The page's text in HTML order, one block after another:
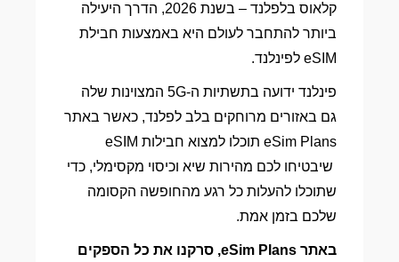
קלאוס בלפלנד – בשנת 2026, הדרך היעילה
ביותר להתחבר לעולם היא באמצעות חבילת
eSIM לפינלנד.
פינלנד ידועה בתשתיות ה-5G המצוינות שלה
גם באזורים מרוחקים בלב לפלנד, כאשר באתר
eSim Plans תוכלו למצוא חבילות eSIM
שיבטיחו לכם מהירות שיא וכיסוי מקסימלי, כדי
שתוכלו להעלות כל רגע מהחופשה הקסומה
שלכם בזמן אמת.
באתר eSim Plans, סרקנו את כל הספקים